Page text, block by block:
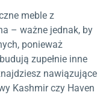
meble z
– ważne jednak, by
ponieważ
zupełnie inne
nawiązujące
Kashmir czy Haven